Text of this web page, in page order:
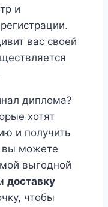
и
вас своей
диплома?
хотят
и получить
вы можете
выгодной
доставку
чтобы